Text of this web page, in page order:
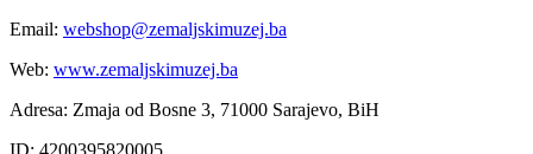
Email: webshop@zemaljskimuzej.ba
Web: www.zemaljskimuzej.ba
Adresa: Zmaja od Bosne 3, 71000 Sarajevo, BiH
ID: 4200395820005